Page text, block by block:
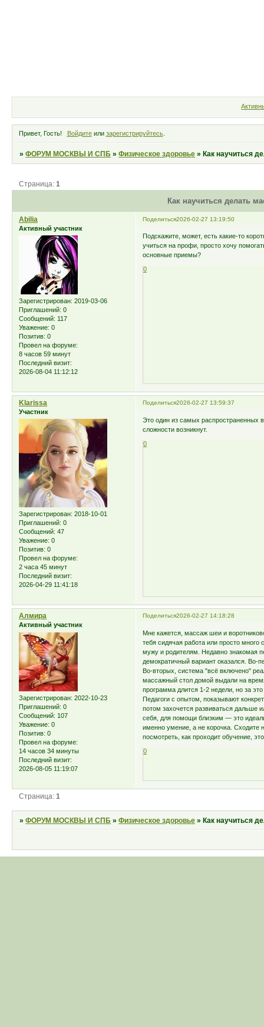
Привет, Гость! Войдитеили зарегистрируйтесь.
»ФОРУМ МОСКВЫ И СПБ »Физическое здоровье »Как научиться
Как научиться делать
Страница:1
Поделиться2026-02-27 13:19:50
Abilia
Активный участник
Зарегистрирован: 2019-03-06
Приглашений: 0
Сообщений: 117
Уважение: 0
Позитив: 0
Провел на форуме:
8 часов 59 минут
Последний визит:
2026-08-04 11:12:12
Подскажите, может, есть какие-то
учиться на профи, просто хочу
основные приемы?
0
Поделиться2026-02-27 13:59:37
Klarissa
Участник
Зарегистрирован: 2018-10-01
Приглашений: 0
Сообщений: 47
Уважение: 0
Позитив: 0
Провел на форуме:
2 часа 45 минут
Последний визит:
2026-04-29 11:41:18
Это один из самых распространенных
сложности возникнут.
0
Поделиться2026-02-27 14:18:28
Алмира
Активный участник
Зарегистрирован: 2022-10-23
Приглашений: 0
Сообщений: 107
Уважение: 0
Позитив: 0
Провел на форуме:
14 часов 34 минуты
Последний визит:
2026-08-05 11:19:07
Мне кажется, массаж шеи и
тебя сидячая работа или просто много
мужу и родителям. Недавно знакомая
демократичный вариант оказался. Во-
Во-вторых, система "всё включено"
массажный стол домой выдали на
программа длится 1-2 недели, но за
Педагоги с опытом, показывают
потом захочется развиваться дальше
себя, для помощи близким — это
именно умение, а не корочка. Сходите
посмотреть, как проходит обучение,
0
Страница:1
»ФОРУМ МОСКВЫ И СПБ »Физическое здоровье » Как научиться